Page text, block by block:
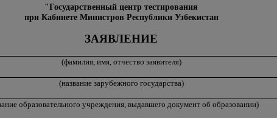
"Государственный центр тестирования
при Кабинете Министров Республики Узбекистан
ЗАЯВЛЕНИЕ
(фамилия, имя, отчество заявителя)
(название зарубежного государства)
образовательного учреждения, выдавшего документ об образовании)